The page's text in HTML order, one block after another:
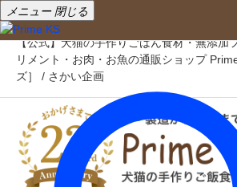
メニュー 閉じる
【公式】犬猫の手作りごはん食材・無添加
リメント・お肉・お魚の通販ショップ
ズ］ / さかい企画